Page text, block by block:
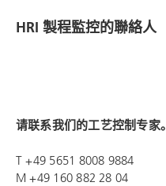
HRI 製程監控的聯絡人
请联系我们的工艺控制专家。
T +49 5651 8008 9884
M +49 160 882 28 04